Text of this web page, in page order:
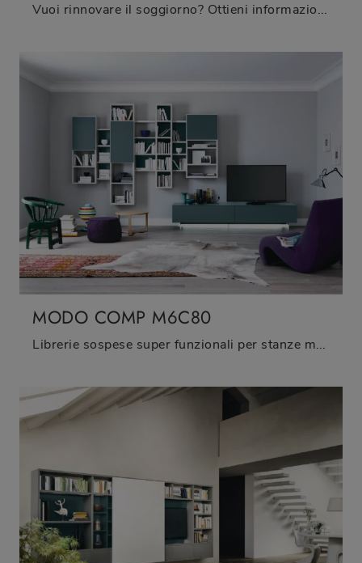
Vuoi rinnovare il soggiorno? Ottieni informazioni sulle librerie moderne sospese e arreda i tuoi locali con il modello Modo Comp M6C78.
MODO COMP M6C80
Librerie sospese super funzionali per stanze moderne: ottieni informazioni sul modello Modo Comp M6C80 della marca Sangiacomo!